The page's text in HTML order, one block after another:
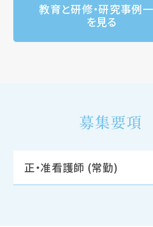
教育と研修・研究事例
を見る
募集要項
正・准看護師 (常勤)